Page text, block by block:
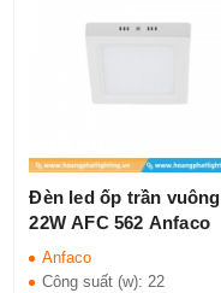
Đèn led ốp trần vuông
22W AFC 562 Anfaco
Anfaco
Công suất (w):22